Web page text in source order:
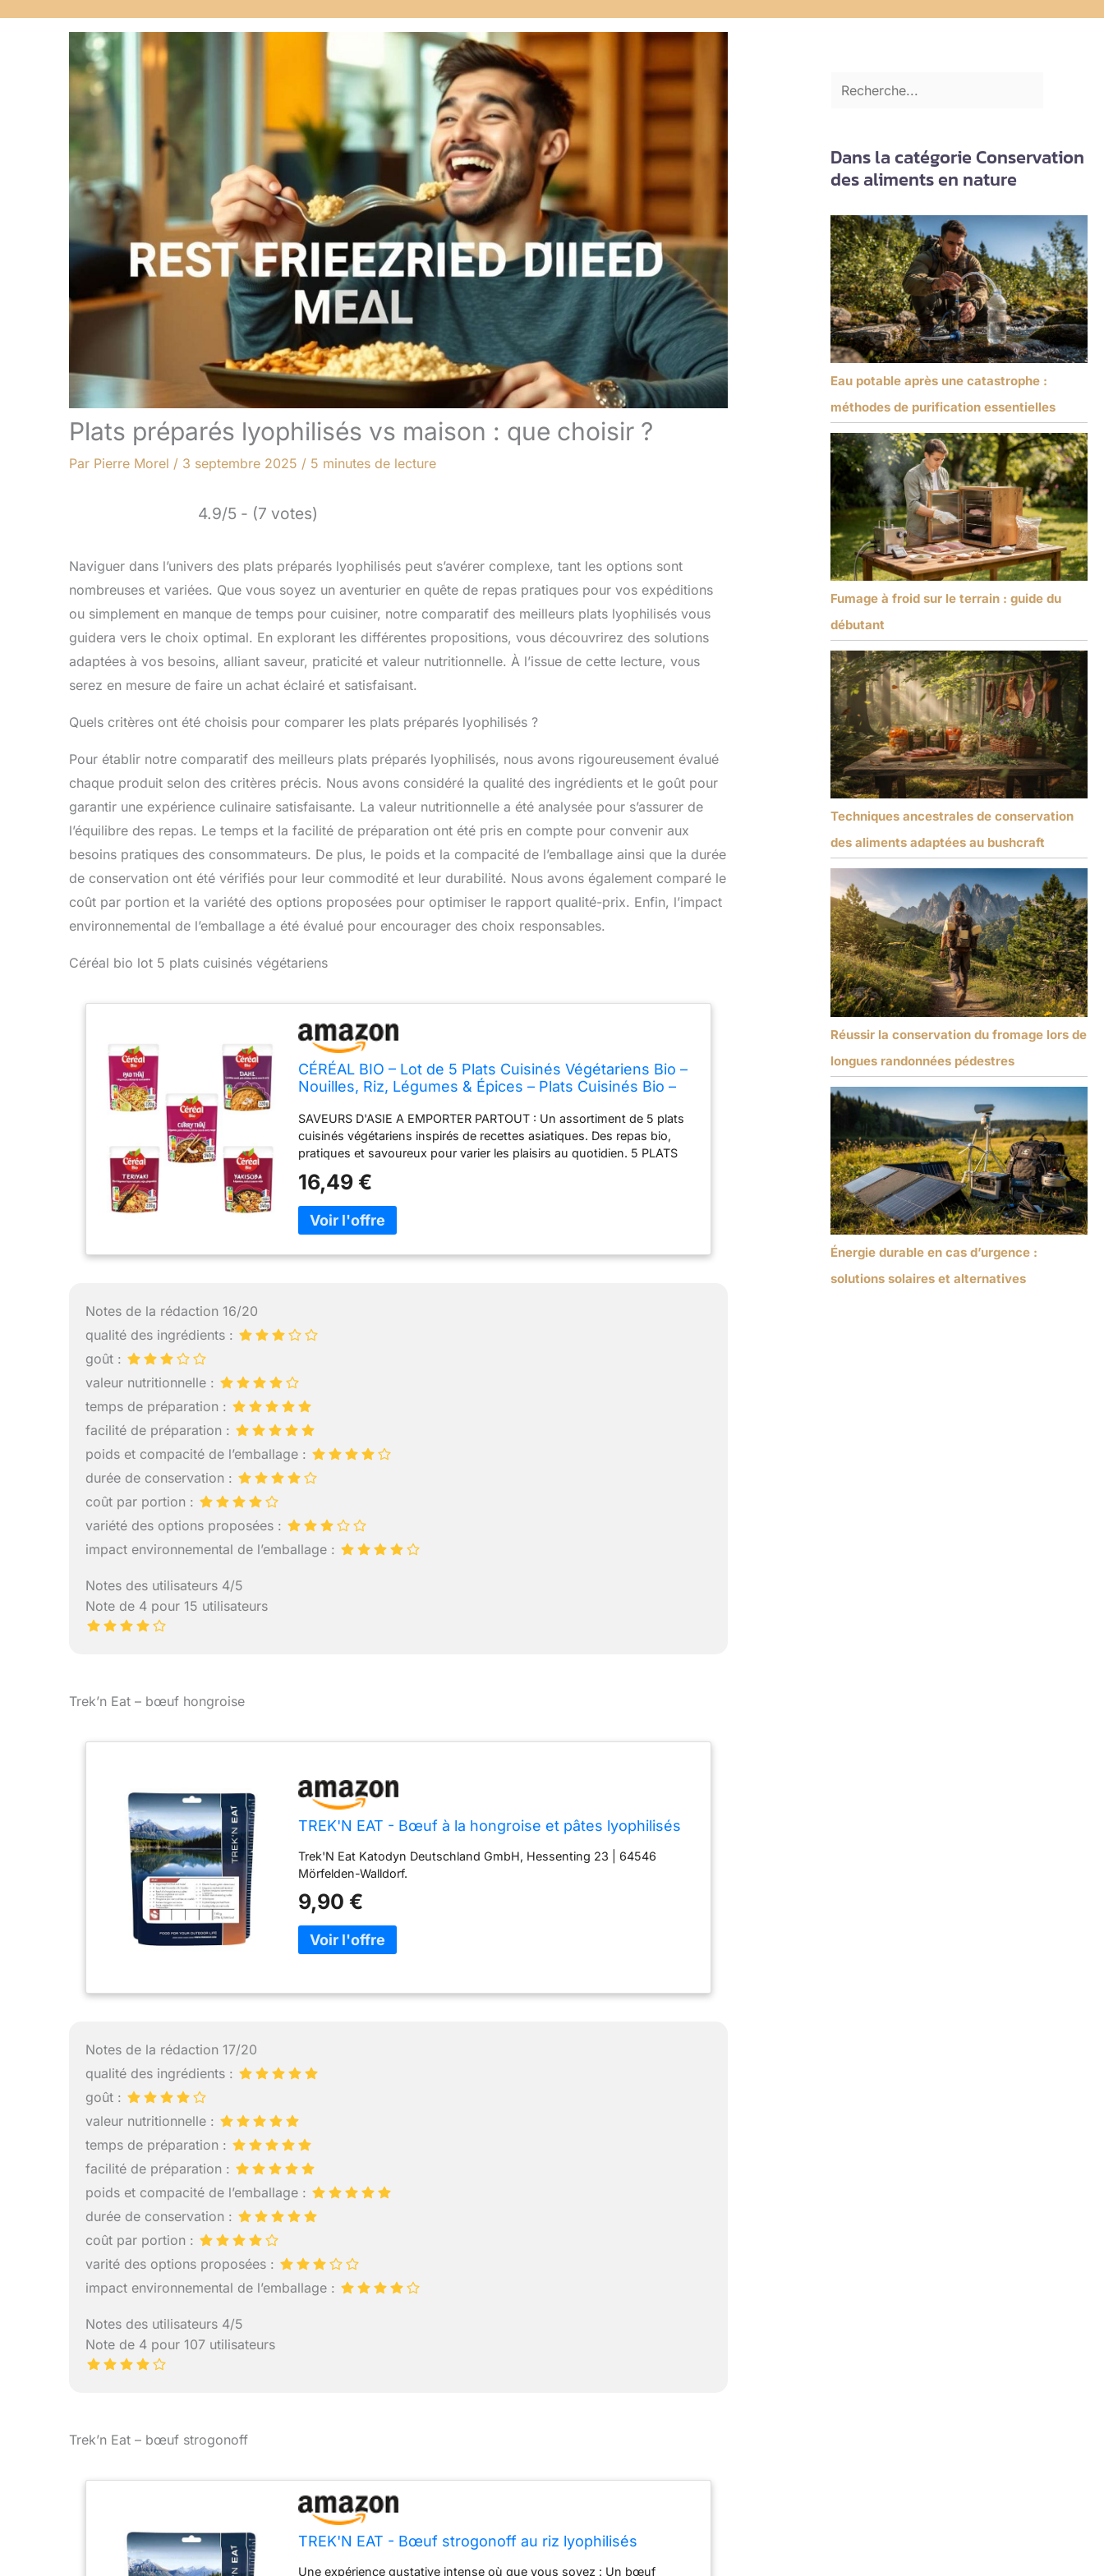
Plats préparés lyophilisés vs maison : que choisir ?
Par Pierre Morel / 3 septembre 2025 / 5 minutes de lecture
4.9/5 - (7 votes)
Naviguer dans l’univers des plats préparés lyophilisés peut s’avérer complexe, tant les options sont
nombreuses et variées. Que vous soyez un aventurier en quête de repas pratiques pour vos expéditions
ou simplement en manque de temps pour cuisiner, notre comparatif des meilleurs plats lyophilisés vous
guidera vers le choix optimal. En explorant les différentes propositions, vous découvrirez des solutions
adaptées à vos besoins, alliant saveur, praticité et valeur nutritionnelle. À l’issue de cette lecture, vous
serez en mesure de faire un achat éclairé et satisfaisant.
Quels critères ont été choisis pour comparer les plats préparés lyophilisés ?
Pour établir notre comparatif des meilleurs plats préparés lyophilisés, nous avons rigoureusement évalué
chaque produit selon des critères précis. Nous avons considéré la qualité des ingrédients et le goût pour
garantir une expérience culinaire satisfaisante. La valeur nutritionnelle a été analysée pour s’assurer de
l’équilibre des repas. Le temps et la facilité de préparation ont été pris en compte pour convenir aux
besoins pratiques des consommateurs. De plus, le poids et la compacité de l’emballage ainsi que la durée
de conservation ont été vérifiés pour leur commodité et leur durabilité. Nous avons également comparé le
coût par portion et la variété des options proposées pour optimiser le rapport qualité-prix. Enfin, l’impact
environnemental de l’emballage a été évalué pour encourager des choix responsables.
Céréal bio lot 5 plats cuisinés végétariens
CÉRÉAL BIO – Lot de 5 Plats Cuisinés Végétariens Bio –
Nouilles, Riz, Légumes & Épices – Plats Cuisinés Bio –
220 g
SAVEURS D'ASIE A EMPORTER PARTOUT : Un assortiment de 5 plats
cuisinés végétariens inspirés de recettes asiatiques. Des repas bio,
pratiques et savoureux pour varier les plaisirs au quotidien. 5 PLATS
voyage culinaire inspiré de la cuisine asiatique : 1 Curry Thaï Légumes,
Pois Chiches, Lait de Coco & Citronnelle, 1 Pad Thaï Citron, Coriandre,
Sauce Sriracha, 1 Riz Façon Teriyaki Légumes & Gingembre, 1 Dahl
Lentille Corail & Pois Chiche et 1 Riz façon Yakisoba Légumes Sésame.
POUR UNE ALIMENTATION ÉQUILIBRÉE : Ce plat préparé végétal est
micro-ondable pendant 2 minutes. Format nomade, ouverture facile :
un repas végétarien pratique à emporter partout, pour une pause
: Céréal Bio s’engage pour une alimentation végétarienne savoureuse
pensés pour le quotidien de chacun.
16,49 €
Notes de la rédaction 16/20
qualité des ingrédients :
goût :
valeur nutritionnelle :
temps de préparation :
facilité de préparation :
poids et compacité de l’emballage :
durée de conservation :
coût par portion :
variété des options proposées :
impact environnemental de l’emballage :
Notes des utilisateurs 4/5
Note de 4 pour 15 utilisateurs
Trek’n Eat – bœuf hongroise
TREK'N EAT - Bœuf à la hongroise et pâtes lyophilisés
Trek'N Eat Katodyn Deutschland GmbH, Hessenting 23 | 64546
Mörfelden-Walldorf.
9,90 €
Notes de la rédaction 17/20
qualité des ingrédients :
goût :
valeur nutritionnelle :
temps de préparation :
facilité de préparation :
poids et compacité de l’emballage :
durée de conservation :
coût par portion :
varité des options proposées :
impact environnemental de l’emballage :
Notes des utilisateurs 4/5
Note de 4 pour 107 utilisateurs
Trek’n Eat – bœuf strogonoff
TREK'N EAT - Bœuf strogonoff au riz lyophilisés
Une expérience gustative intense où que vous soyez : Un bœuf
Dans la catégorie Conservation
des aliments en nature
Eau potable après une catastrophe :
méthodes de purification essentielles
Fumage à froid sur le terrain : guide du
débutant
Techniques ancestrales de conservation
des aliments adaptées au bushcraft
Réussir la conservation du fromage lors de
longues randonnées pédestres
Énergie durable en cas d’urgence :
solutions solaires et alternatives